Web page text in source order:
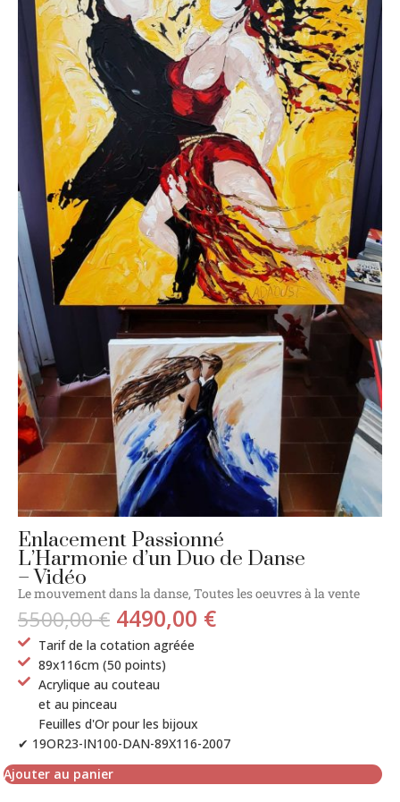
Enlacement Passionné
L’Harmonie d’un Duo de Danse
– Vidéo
Le mouvement dans la danse, Toutes les oeuvres à la vente
5500,00€ 4490,00 €
Tarif de la cotation agréée
89x116cm (50 points)
Acrylique au couteau
et au pinceau
Feuilles d'Or pour les bijoux
✔ 19OR23-IN100-DAN-89X116-2007
Ajouter au panier